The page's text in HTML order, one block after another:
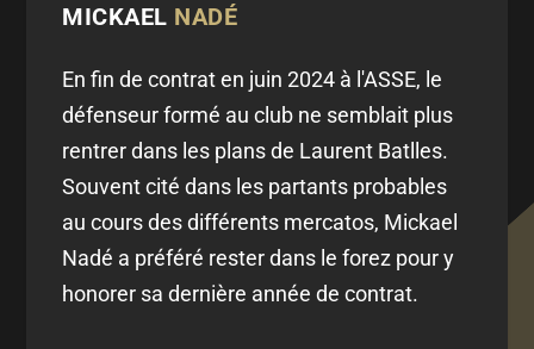
MICKAEL NADÉ
En fin de contrat en juin 2024 à l'ASSE, le
défenseur formé au club ne semblait plus
rentrer dans les plans de Laurent Batlles.
Souvent cité dans les partants probables
au cours des différents mercatos, Mickael
Nadé a préféré rester dans le forez pour y
honorer sa dernière année de contrat.